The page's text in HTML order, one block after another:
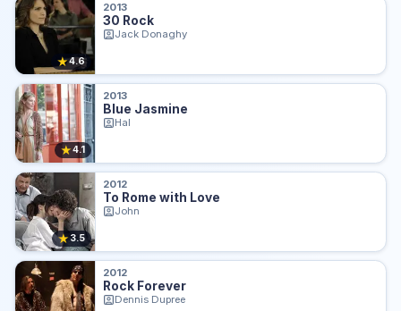
★4.6
2013
30 Rock
Jack Donaghy
★4.1
2013
Blue Jasmine
Hal
★3.5
2012
To Rome with Love
John
2012
Rock Forever
Dennis Dupree